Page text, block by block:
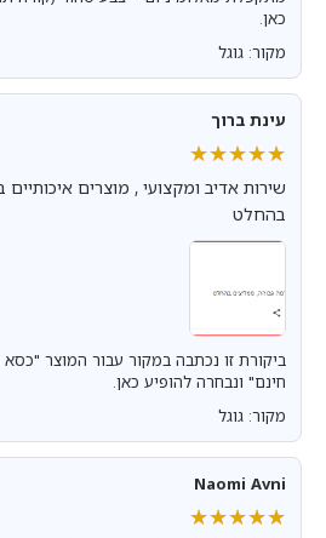
כאן.
מקור: גוגל
עינת ברוך
★★★★★
★★★★★
שירות אדיב ומקצועי , מוצרים
בהחלט
חינם" ונבחרה להופיע כאן.
מקור: גוגל
Naomi Avni
★★★★★
★★★★★